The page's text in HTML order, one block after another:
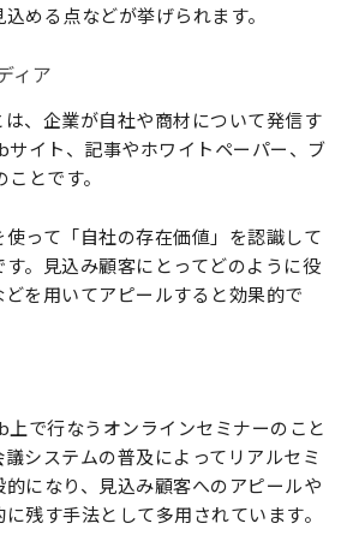
める点などが挙げられます。
ィア
、企業が自社や商材について発信す
サイト、記事やホワイトペーパー、ブ
とです。
って「自社の存在価値」を認識して
。見込み顧客にとってどのように役
を用いてアピールすると効果的で
上で行なうオンラインセミナーのこと
システムの普及によってリアルセミ
になり、見込み顧客へのアピールや
残す手法として多用されています。